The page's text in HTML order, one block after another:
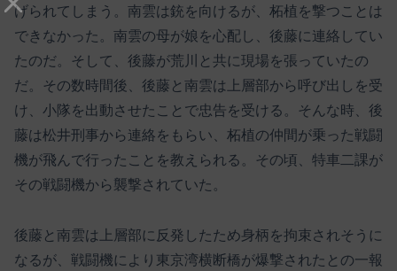
げられてしまう。南雲は銃を向けるが、柘植を撃つことは
できなかった。南雲の母が娘を心配し、後藤に連絡してい
たのだ。そして、後藤が荒川と共に現場を張っていたの
だ。その数時間後、後藤と南雲は上層部から呼び出しを受
け、小隊を出動させたことで忠告を受ける。そんな時、後
藤は松井刑事から連絡をもらい、柘植の仲間が乗った戦闘
機が飛んで行ったことを教えられる。その頃、特車二課が
その戦闘機から襲撃されていた。
後藤と南雲は上層部に反発したため身柄を拘束されそうに
なるが、戦闘機により東京湾横断橋が爆撃されたとの一報